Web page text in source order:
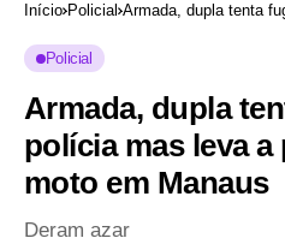
Início Policial Armada, dupla tenta
Policial
Armada, dupla
polícia mas leva
moto em Manaus
Deram azar